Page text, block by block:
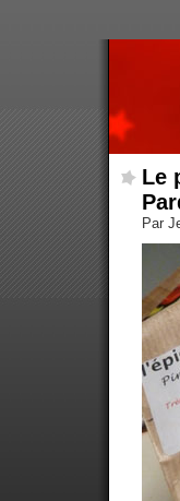
Le
Par